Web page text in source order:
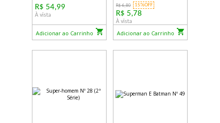
R$ 54,99
À vista
Adicionar ao Carrinho
R$ 6,80 15%OFF
R$ 5,78
À vista
Adicionar ao Carrinho